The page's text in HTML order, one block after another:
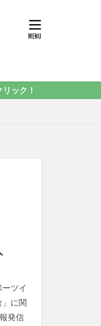
ツイ
」に関
発信